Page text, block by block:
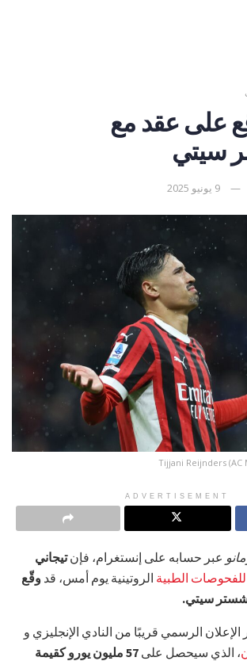
على عقد مع
سيتي
9 يونيو 2025
Tijjani Reijnders (AC
ADVERTISEMENT
عبر حسابه على إنستغرام، فإنتيجاني
الطبية الروتينية يوم أمس، قد وقّع
سيتي.
الرسمي قريبًا من النادي الإنجليزي و
، الذي سيحصل على
57 مليون يورو كقيمة